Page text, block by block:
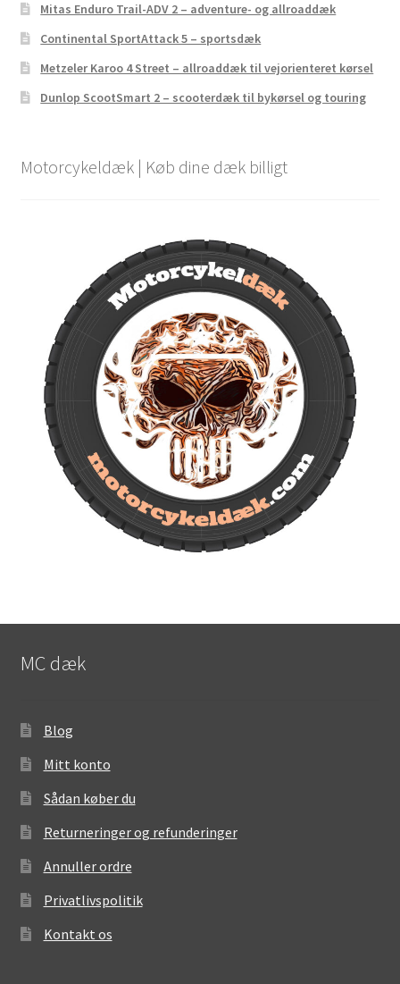
Mitas Enduro Trail-ADV 2 – adventure- og allroaddæk
Continental SportAttack 5 – sportsdæk
Metzeler Karoo 4 Street – allroaddæk til vejorienteret kørsel
Dunlop ScootSmart 2 – scooterdæk til bykørsel og touring
Motorcykeldæk | Køb dine dæk billigt
MC dæk
Blog
Mitt konto
Sådan køber du
Returneringer og refunderinger
Annuller ordre
Privatlivspolitik
Kontakt os